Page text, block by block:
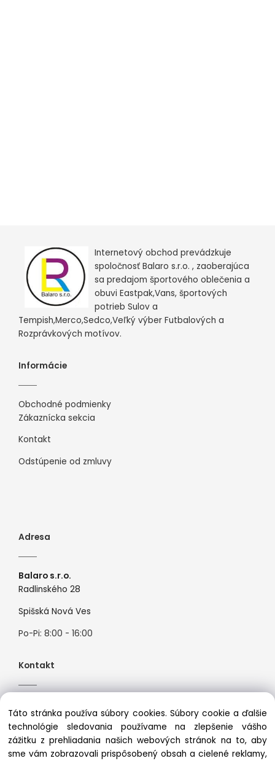
Internetový obchod prevádzkuje
spoločnosť Balaro s.r.o. , zaoberajúca
sa predajom športového oblečenia a
obuvi Eastpak,Vans, športových
potrieb Sulov a
Tempish,Merco,Sedco,Veľký výber Futbalových a
Rozprávkových motívov.
Informácie
Obchodné podmienky
Zákaznícka sekcia
Kontakt
Odstúpenie od zmluvy
Adresa
Balaro s.r.o.
Radlinského 28
Spišská Nová Ves
Po-Pi: 8:00 - 16:00
Kontakt
Mail:info@premiosport.sk
Táto stránka používa súbory cookies. Súbory cookie a ďalšie
technológie sledovania používame na zlepšenie vášho
zážitku z prehliadania našich webových stránok na to, aby
sme vám zobrazovali prispôsobený obsah a cielené reklamy,